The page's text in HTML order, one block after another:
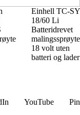
Einhell TC-SY
18/60 Li
Batteridrevet
malingssprøyte
18 volt uten
batteri og lader
YouTube